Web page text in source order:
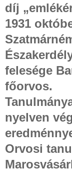
díj
1931
felesége
főorvos.
nyelven
Orvosi